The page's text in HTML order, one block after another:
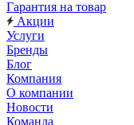
Гарантия на товар
Акции
Услуги
Бренды
Блог
Компания
О компании
Новости
Команда